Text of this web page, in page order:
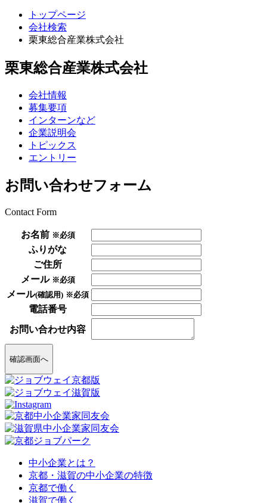
トップページ
会社検索
栗東総合産業株式会社
栗東総合産業株式会社
会社情報
募集要項
インターンなど
企業説明会
トピックス
エントリー
お問い合わせフォーム
Contact Form
お名前 ※必須
ふりがな
ご住所
メール ※必須
メール(確認用) ※必須
電話番号
お問い合わせ内容
確認画面へ
中小企業とは？
京都・滋賀の中小企業の特徴
京都で働く
滋賀で働く